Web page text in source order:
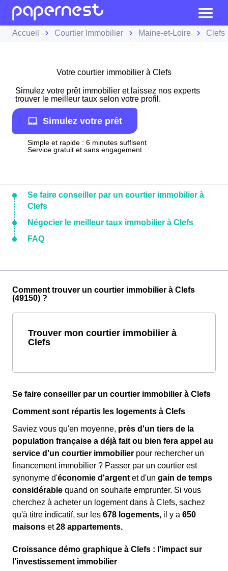
Accueil Courtier Immobilier Maine-et-Loire Clefs
Votre courtier immobilier à Clefs
Simulez votre prêt immobilier et laissez nos experts
trouver le meilleur taux selon votre profil.
Simulez votre prêt
Simple et rapide : 6 minutes suffisent
Service gratuit et sans engagement
Se faire conseiller par un courtier immobilier à
Clefs
Négocier le meilleur taux immobilier à Clefs
FAQ
Comment trouver un courtier immobilier à Clefs
(49150) ?
Trouver mon courtier immobilier à
Clefs
Se faire conseiller par un courtier immobilier à Clefs
Comment sont répartis les logements à Clefs
Saviez vous qu'en moyenne, près d'un tiers de la
population française a déjà fait ou bien fera appel au
service d'un courtier immobilier pour rechercher un
financement immobilier ? Passer par un courtier est
synonyme d'économie d'argent et d'un gain de temps
considérable quand on souhaite emprunter. Si vous
cherchez à acheter un logement dans à Clefs, sachez
qu'à titre indicatif, sur les 678 logements, il y a 650
maisons et28 appartements.
Croissance démo graphique à Clefs : l'impact sur
l'investissement immobilier